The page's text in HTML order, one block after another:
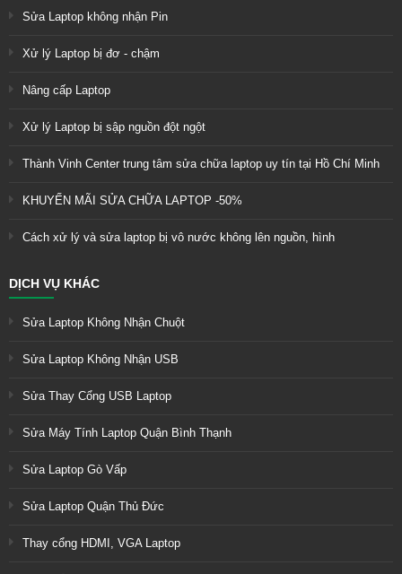
Sửa Laptop không nhận Pin
Xử lý Laptop bị đơ - chậm
Nâng cấp Laptop
Xử lý Laptop bị sập nguồn đột ngột
Thành Vinh Center trung tâm sửa chữa laptop uy tín tại Hồ Chí Minh
KHUYẾN MÃI SỬA CHỮA LAPTOP -50%
Cách xử lý và sửa laptop bị vô nước không lên nguồn, hình
DỊCH VỤ KHÁC
Sửa Laptop Không Nhận Chuột
Sửa Laptop Không Nhận USB
Sửa Thay Cổng USB Laptop
Sửa Máy Tính Laptop Quận Bình Thạnh
Sửa Laptop Gò Vấp
Sửa Laptop Quận Thủ Đức
Thay cổng HDMI, VGA Laptop